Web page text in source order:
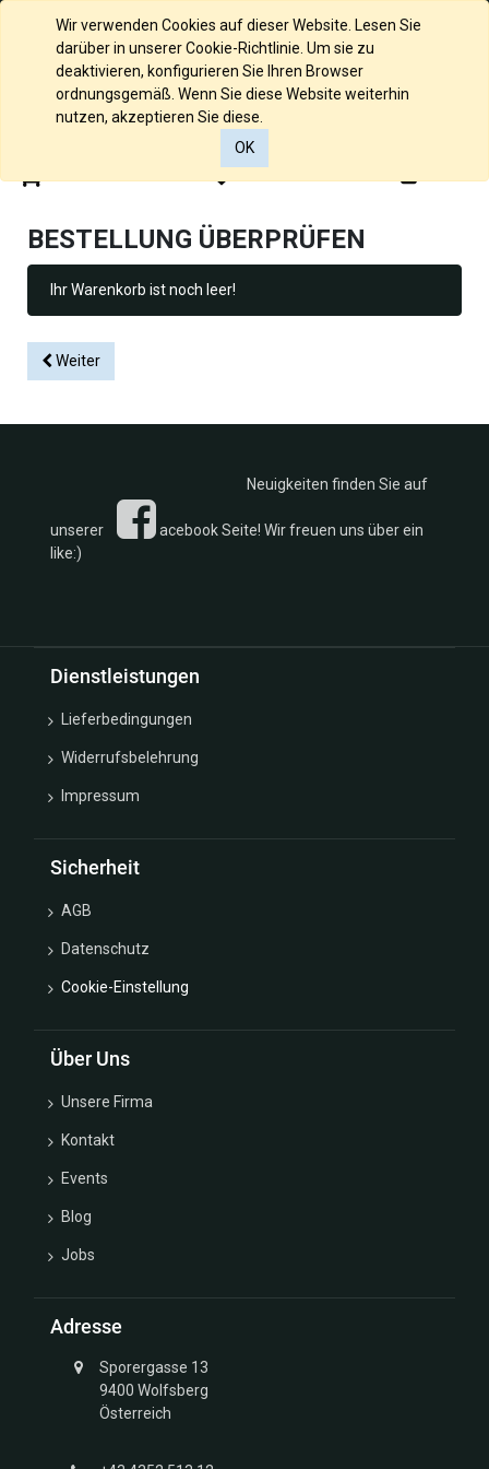
Deutsch
0
Wir verwenden Cookies auf dieser Website. Lesen Sie
darüber in unserer Cookie-Richtlinie. Um sie zu
deaktivieren, konfigurieren Sie Ihren Browser
ordnungsgemäß. Wenn Sie diese Website weiterhin
nutzen, akzeptieren Sie diese.
OK
BESTELLUNG ÜBERPRÜFEN
Ihr Warenkorb ist noch leer!
Weiter
Neuigkeiten finden Sie auf
unserer
acebook Seite! Wir freuen uns über ein
like:)
Dienstleistungen
Lieferbedingungen
Widerrufsbelehrung
Impressum
Sicherheit
AGB
Datenschutz
Cookie-Einstellung
Über Uns
Unsere Firma
Kontakt
Events
Blog
Jobs
Adresse
Sporergasse 13
9400 Wolfsberg
Österreich